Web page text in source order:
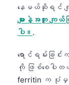
နေမယ်ဆိုရင်
များနဲ့အတူ ကျ
ပါ။ .
ရောင်ရမ်းခြင်
ကို ဖြစ်စေပါတ
ferritin က ပုံ
اردو
తెలుగు
தமிழ்